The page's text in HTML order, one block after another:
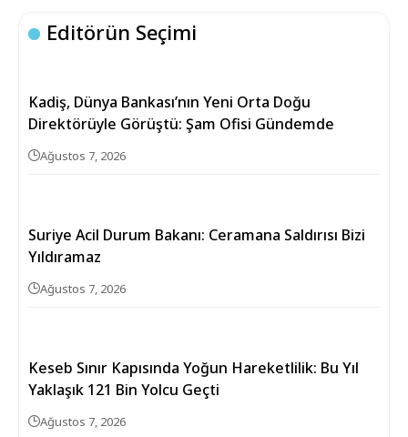
Editörün Seçimi
Kadiş, Dünya Bankası’nın Yeni Orta Doğu
Direktörüyle Görüştü: Şam Ofisi Gündemde
Ağustos 7, 2026
Suriye Acil Durum Bakanı: Ceramana Saldırısı Bizi
Yıldıramaz
Ağustos 7, 2026
Keseb Sınır Kapısında Yoğun Hareketlilik: Bu Yıl
Yaklaşık 121 Bin Yolcu Geçti
Ağustos 7, 2026